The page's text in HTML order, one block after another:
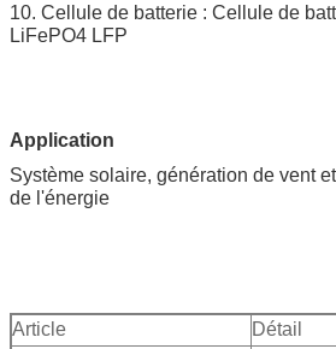
10. Cellule de batterie : Cellule de
LiFePO4 LFP
Application
Système solaire, génération de vent
de l'énergie
Article
Détail